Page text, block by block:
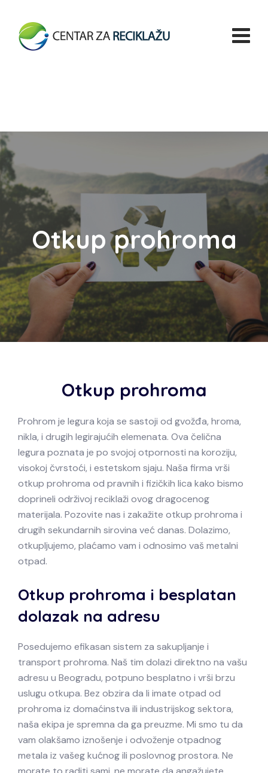
Otkup prohroma
Otkup prohroma
Prohrom je legura koja se sastoji od gvožđa, hroma,
nikla, i drugih legirajućih elemenata. Ova čelična
legura poznata je po svojoj otpornosti na koroziju,
visokoj čvrstoći, i estetskom sjaju. Naša firma vrši
otkup prohroma od pravnih i fizičkih lica kako bismo
doprineli održivoj reciklaži ovog dragocenog
materijala. Pozovite nas i zakažite otkup prohroma i
drugih sekundarnih sirovina već danas. Dolazimo,
otkupljujemo, plaćamo vam i odnosimo vaš metalni
otpad.
Otkup prohroma i besplatan
dolazak na adresu
Posedujemo efikasan sistem za sakupljanje i
transport prohroma. Naš tim dolazi direktno na vašu
adresu u Beogradu, potpuno besplatno i vrši brzu
uslugu otkupa. Bez obzira da li imate otpad od
prohroma iz domaćinstva ili industrijskog sektora,
naša ekipa je spremna da ga preuzme. Mi smo tu da
vam olakšamo iznošenje i odvoženje otpadnog
metala iz vašeg kućnog ili poslovnog prostora. Ne